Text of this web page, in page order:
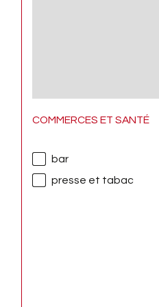
COMMERCES ET SANTÉ
bar
presse et tabac